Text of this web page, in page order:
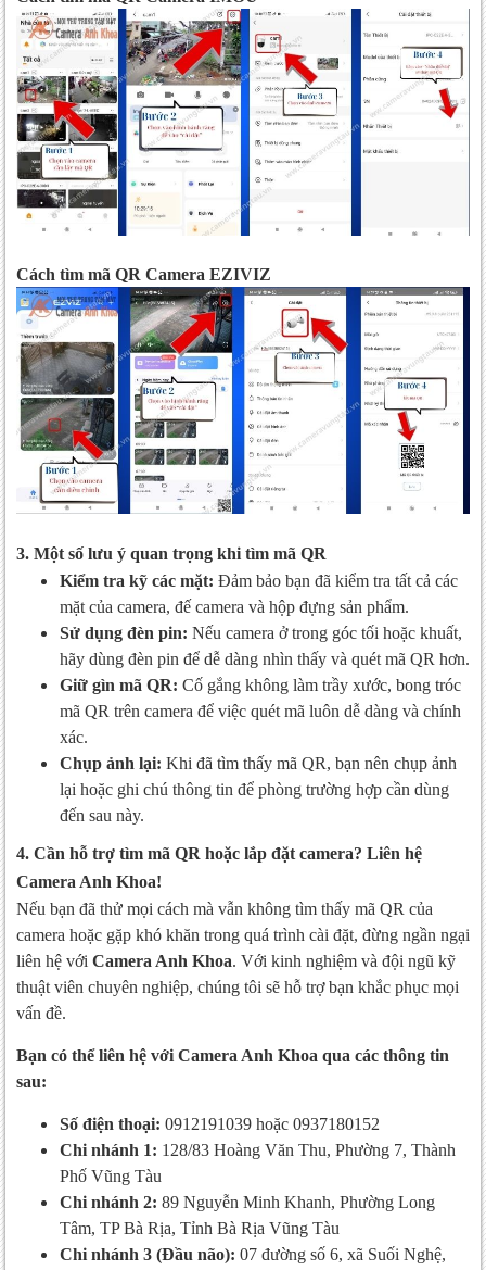
Cách tìm mã QR Camera EZIVIZ
3. Một số lưu ý quan trọng khi tìm mã QR
Kiểm tra kỹ các mặt: Đảm bảo bạn đã kiểm tra tất cả các
mặt của camera, đế camera và hộp đựng sản phẩm.
Sử dụng đèn pin: Nếu camera ở trong góc tối hoặc khuất,
hãy dùng đèn pin để dễ dàng nhìn thấy và quét mã QR hơn.
Giữ gìn mã QR: Cố gắng không làm trầy xước, bong tróc
mã QR trên camera để việc quét mã luôn dễ dàng và chính
xác.
Chụp ảnh lại: Khi đã tìm thấy mã QR, bạn nên chụp ảnh
lại hoặc ghi chú thông tin để phòng trường hợp cần dùng
đến sau này.
4. Cần hỗ trợ tìm mã QR hoặc lắp đặt camera? Liên hệ
Camera Anh Khoa!
Nếu bạn đã thử mọi cách mà vẫn không tìm thấy mã QR của
camera hoặc gặp khó khăn trong quá trình cài đặt, đừng ngần ngại
liên hệ với Camera Anh Khoa. Với kinh nghiệm và đội ngũ kỹ
thuật viên chuyên nghiệp, chúng tôi sẽ hỗ trợ bạn khắc phục mọi
vấn đề.
Bạn có thể liên hệ với Camera Anh Khoa qua các thông tin
sau:
Số điện thoại: 0912191039 hoặc 0937180152
Chi nhánh 1: 128/83 Hoàng Văn Thu, Phường 7, Thành
Phố Vũng Tàu
Chi nhánh 2: 89 Nguyễn Minh Khanh, Phường Long
Tâm, TP Bà Rịa, Tỉnh Bà Rịa Vũng Tàu
Chi nhánh 3 (Đầu não): 07 đường số 6, xã Suối Nghệ,